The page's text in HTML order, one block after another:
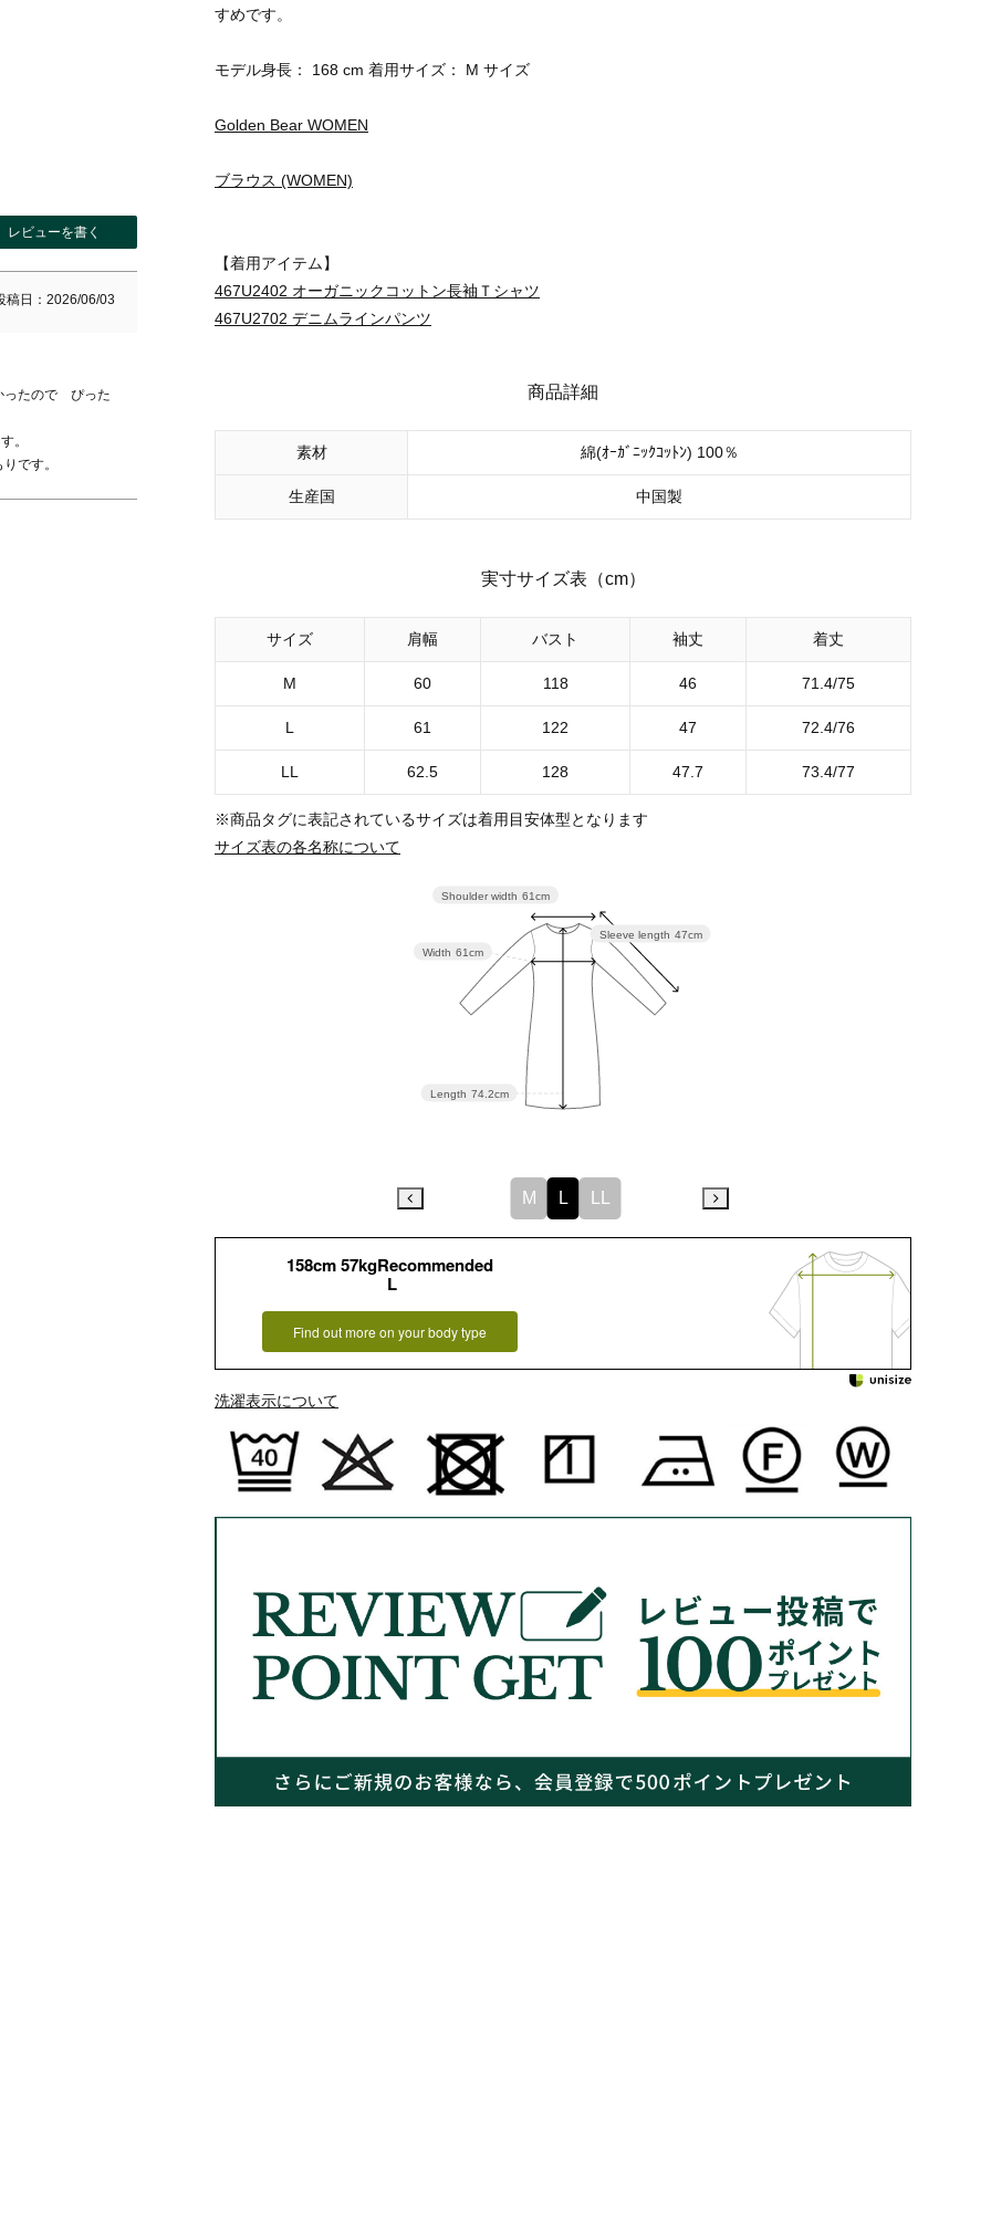
稿日 2026/06/03
たので　ぴった
。
です。
レビューを書く
すめです。
モデル身長： 168 cm 着用サイズ： M サイズ
Golden Bear WOMEN
ブラウス (WOMEN)
【着用アイテム】
467U2402 オーガニックコットン長袖Ｔシャツ
467U2702 デニムラインパンツ
商品詳細
素材 綿(ｵｰｶﾞﾆｯｸｺｯﾄﾝ) 100％
生産国 中国製
実寸サイズ表（cm）
サイズ 肩幅 バスト 袖丈 着丈
M 60 118 46 71.4/75
L 61 122 47 72.4/76
LL 62.5 128 47.7 73.4/77
※商品タグに表記されているサイズは着用目安体型となります
サイズ表の各名称について
Sleeve length 47cm
Length 74.2cm
Width 61cm
Shoulder width 61cm
M L
158cm 57kgRecommended
L
Find out more on your body type
洗濯表示について